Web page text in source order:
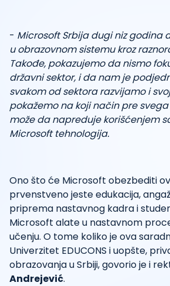
- Microsoft Srbija dugi niz godina
u obrazovnom sistemu kroz
Takođe, pokazujemo da nismo
državni sektor, i da nam je
svakom od sektora razvijamo i
pokažemo na koji način pre
može da napreduje korišćenjem
Microsoft tehnologija.
Ono što će Microsoft obezbediti
prvenstveno jeste edukacija,
priprema nastavnog kadra i
Microsoft alate u nastavnom
učenju. O tome koliko je ova
Univerzitet EDUCONS i uopšte,
obrazovanja u Srbiji, govorio je i
Andrejević.